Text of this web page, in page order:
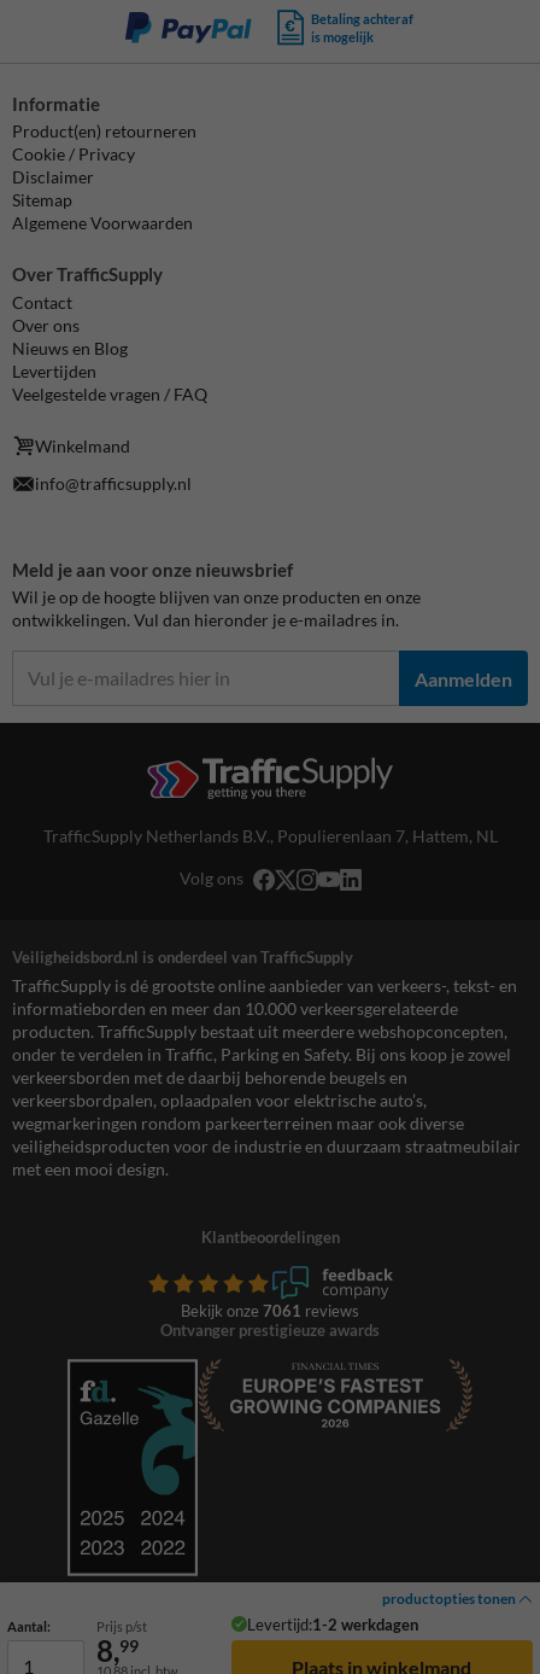
productopties tonen
Aantal: Prijs p/st Levertijd:1-2 werkdagen
8,99
Betaling achteraf
is mogelijk
Informatie
Product(en) retourneren
Cookie / Privacy
Disclaimer
Sitemap
Algemene Voorwaarden
Over TrafficSupply
Contact
Over ons
Nieuws en Blog
Levertijden
Veelgestelde vragen / FAQ
Winkelmand
info@trafficsupply.nl
Meld je aan voor onze nieuwsbrief
Wil je op de hoogte blijven van onze producten en onze
ontwikkelingen. Vul dan hieronder je e-mailadres in.
Aanmelden
TrafficSupply Netherlands B.V., Populierenlaan 7, Hattem, NL
Volg ons
Veiligheidsbord.nl is onderdeel van TrafficSupply
TrafficSupply is dé grootste online aanbieder van verkeers-, tekst- en
informatieborden en meer dan 10.000 verkeersgerelateerde
producten. TrafficSupply bestaat uit meerdere webshopconcepten,
onder te verdelen in Traffic, Parking en Safety. Bij ons koop je zowel
verkeersborden met de daarbij behorende beugels en
verkeersbordpalen, oplaadpalen voor elektrische auto’s,
wegmarkeringen rondom parkeerterreinen maar ook diverse
veiligheidsproducten voor de industrie en duurzaam straatmeubilair
met een mooi design.
Klantbeoordelingen
Bekijk onze 7061 reviews
Ontvanger prestigieuze awards